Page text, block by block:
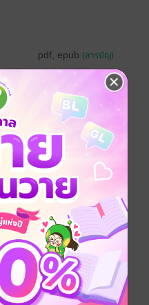
pdf, epub (สารบัญ)
17 ธันวาคม 2565
209 หน้า (≈ 62,073 คำ)
199 บาท (ประหยัด 72%)